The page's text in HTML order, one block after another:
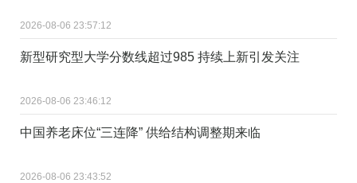
2026-08-06 23:57:12
新型研究型大学分数线超过985 持续上新引发关注
2026-08-06 23:46:12
中国养老床位“三连降” 供给结构调整期来临
2026-08-06 23:43:52